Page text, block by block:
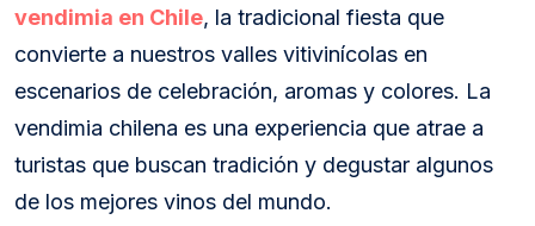
vendimia en Chile, la tradicional fiesta que
convierte a nuestros valles vitivinícolas en
escenarios de celebración, aromas y colores. La
vendimia chilena es una experiencia que atrae a
turistas que buscan tradición y degustar algunos
de los mejores vinos del mundo.